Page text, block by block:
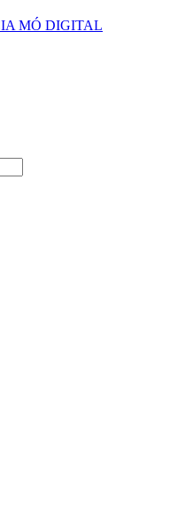
MÓ DIGITAL